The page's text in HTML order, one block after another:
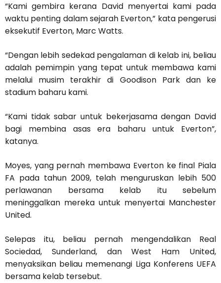
“Kami gembira kerana David menyertai kami pada
waktu penting dalam sejarah Everton,” kata pengerusi
eksekutif Everton, Marc Watts.
“Dengan lebih sedekad pengalaman di kelab ini, beliau
adalah pemimpin yang tepat untuk membawa kami
melalui musim terakhir di Goodison Park dan ke
stadium baharu kami.
“Kami tidak sabar untuk bekerjasama dengan David
bagi membina asas era baharu untuk Everton”,
katanya.
Moyes, yang pernah membawa Everton ke final Piala
FA pada tahun 2009, telah menguruskan lebih 500
perlawanan bersama kelab itu sebelum
meninggalkan mereka untuk menyertai Manchester
United.
Selepas itu, beliau pernah mengendalikan Real
Sociedad, Sunderland, dan West Ham United,
menyaksikan beliau memenangi Liga Konferens UEFA
bersama kelab tersebut.